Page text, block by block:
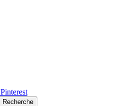
Pinterest
Recherche